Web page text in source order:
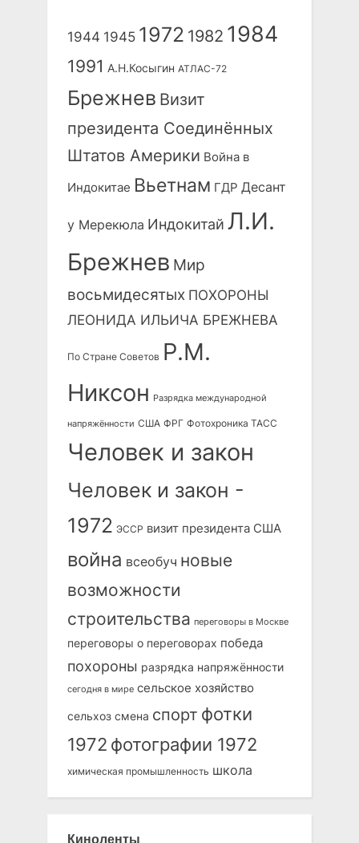
1944 1945 1972 1982 1984
1991 А.Н.Косыгин АТЛАС-72
Брежнев Визит
президента Соединённых
Штатов Америки Война в
Индокитае Вьетнам ГДР Десант
у Мерекюла Индокитай Л.И.
Брежнев Мир
восьмидесятых ПОХОРОНЫ
ЛЕОНИДА ИЛЬИЧА БРЕЖНЕВА
По Стране Советов Р.М.
Никсон Разрядка международной
напряжённости США ФРГ Фотохроника ТАСС
Человек и закон
Человек и закон -
1972 ЭССР визит президента США
война всеобуч новые
возможности
строительства переговоры в Москве
переговоры о переговорах победа
похороны разрядка напряжённости
сегодня в мире сельское хозяйство
сельхоз смена спорт фотки
1972 фотографии 1972
химическая промышленность школа
Киноленты